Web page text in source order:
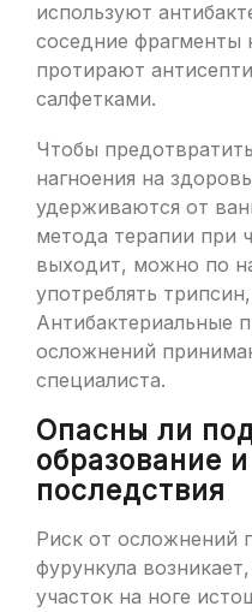
используют
соседние
протирают
салфетками.
Чтобы
нагноения на
удерживаются от
метода терапии при
выходит, можно по
употреблять
Антибактериальные
осложнений
специалиста.
Опасны ли
образование
последствия
Риск от осложнений
фурункула
участок на ноге